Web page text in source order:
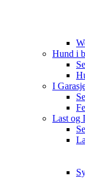
Hund i
I
Last og